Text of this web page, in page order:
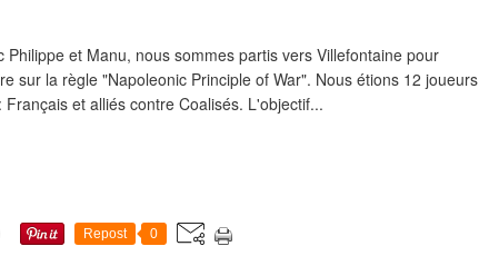
Philippe et Manu, nous sommes partis vers Villefontaine pour
sur la règle "Napoleonic Principle of War". Nous étions 12 joueurs
et alliés contre Coalisés. L'objectif...
Repost 0